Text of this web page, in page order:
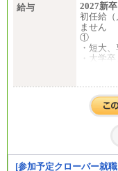
給与
2027新卒
初任給
ません
①
・短大
・大学
※大学
す。
②③
・大学
※技術
は修士
うえ当
[参加予定クローバー就